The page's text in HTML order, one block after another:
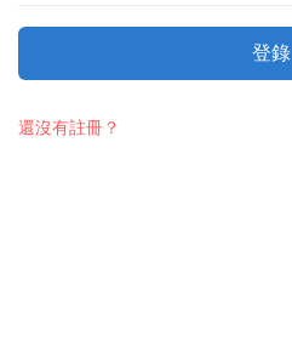
登錄
還沒有註冊？